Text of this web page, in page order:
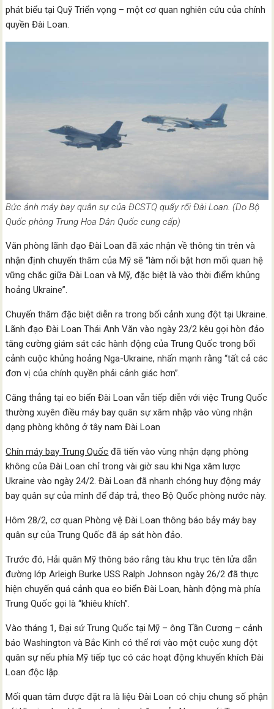
phát biểu tại Quỹ Triển vọng – một cơ quan nghiên cứu của chính
quyền Đài Loan.
Bức ảnh máy bay quân sự của ĐCSTQ quấy rối Đài Loan. (Do Bộ
Quốc phòng Trung Hoa Dân Quốc cung cấp)
Văn phòng lãnh đạo Đài Loan đã xác nhận về thông tin trên và
nhận định chuyến thăm của Mỹ sẽ “làm nổi bật hơn mối quan hệ
vững chắc giữa Đài Loan và Mỹ, đặc biệt là vào thời điểm khủng
hoảng Ukraine”.
Chuyến thăm đặc biệt diễn ra trong bối cảnh xung đột tại Ukraine.
Lãnh đạo Đài Loan Thái Anh Văn vào ngày 23/2 kêu gọi hòn đảo
tăng cường giám sát các hành động của Trung Quốc trong bối
cảnh cuộc khủng hoảng Nga-Ukraine, nhấn mạnh rằng “tất cả các
đơn vị của chính quyền phải cảnh giác hơn”.
Căng thẳng tại eo biển Đài Loan vẫn tiếp diễn với việc Trung Quốc
thường xuyên điều máy bay quân sự xâm nhập vào vùng nhận
dạng phòng không ở tây nam Đài Loan
Chín máy bay Trung Quốc đã tiến vào vùng nhận dạng phòng
không của Đài Loan chỉ trong vài giờ sau khi Nga xâm lược
Ukraine vào ngày 24/2. Đài Loan đã nhanh chóng huy động máy
bay quân sự của mình để đáp trả, theo Bộ Quốc phòng nước này.
Hôm 28/2, cơ quan Phòng vệ Đài Loan thông báo bảy máy bay
quân sự của Trung Quốc đã áp sát hòn đảo.
Trước đó, Hải quân Mỹ thông báo rằng tàu khu trục tên lửa dẫn
đường lớp Arleigh Burke USS Ralph Johnson ngày 26/2 đã thực
hiện chuyến quá cảnh qua eo biển Đài Loan, hành động mà phía
Trung Quốc gọi là “khiêu khích”.
Vào tháng 1, Đại sứ Trung Quốc tại Mỹ – ông Tần Cương – cảnh
báo Washington và Bắc Kinh có thể rơi vào một cuộc xung đột
quân sự nếu phía Mỹ tiếp tục có các hoạt động khuyến khích Đài
Loan độc lập.
Mối quan tâm được đặt ra là liệu Đài Loan có chịu chung số phận